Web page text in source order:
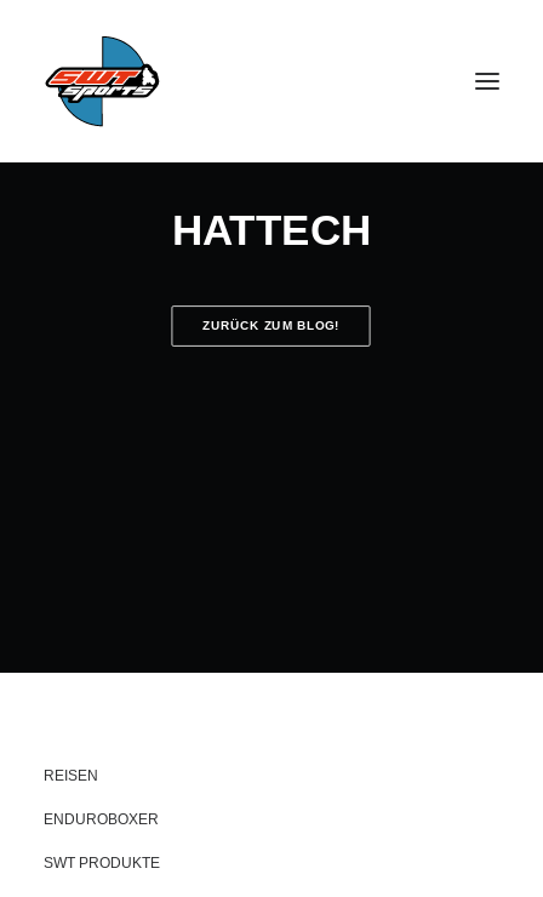
SEARCH
HATTECH
ZURÜCK ZUM BLOG!
REISEN
ENDUROBOXER
SWT PRODUKTE